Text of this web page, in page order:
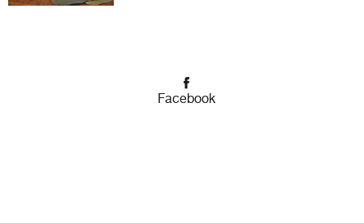
Facebook